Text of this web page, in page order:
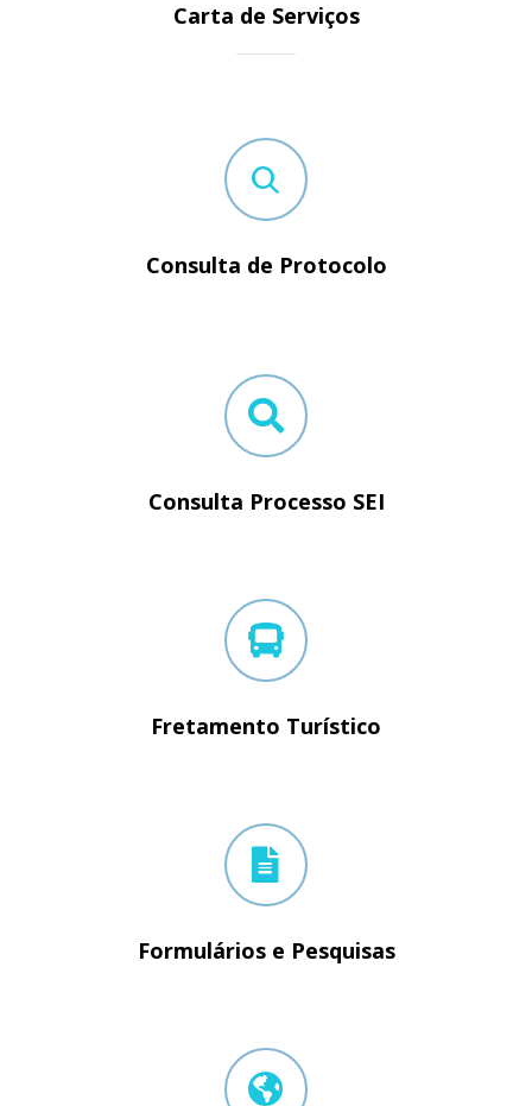
Carta de Serviços
Consulta de Protocolo
Consulta Processo SEI
Fretamento Turístico
Formulários e Pesquisas